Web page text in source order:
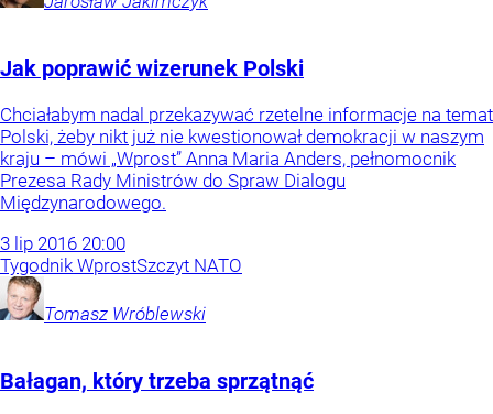
Jak poprawić wizerunek Polski
Chciałabym nadal przekazywać rzetelne informacje na temat
Polski, żeby nikt już nie kwestionował demokracji w naszym
kraju – mówi „Wprost” Anna Maria Anders, pełnomocnik
Prezesa Rady Ministrów do Spraw Dialogu
Międzynarodowego.
3 lip 2016 20:00
Tygodnik WprostSzczyt NATO
Tomasz Wróblewski
Bałagan, który trzeba sprzątnąć